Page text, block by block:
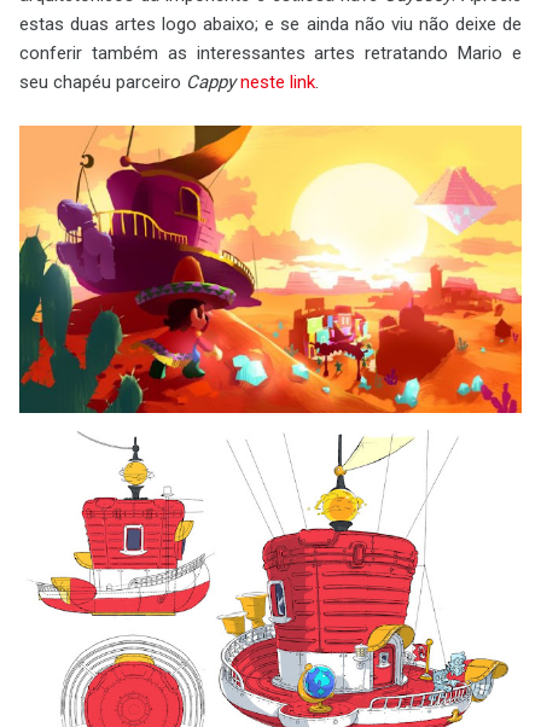
estas duas artes logo abaixo; e se ainda não viu não deixe de
conferir também as interessantes artes retratando Mario e
seu chapéu parceiro Cappy neste link.